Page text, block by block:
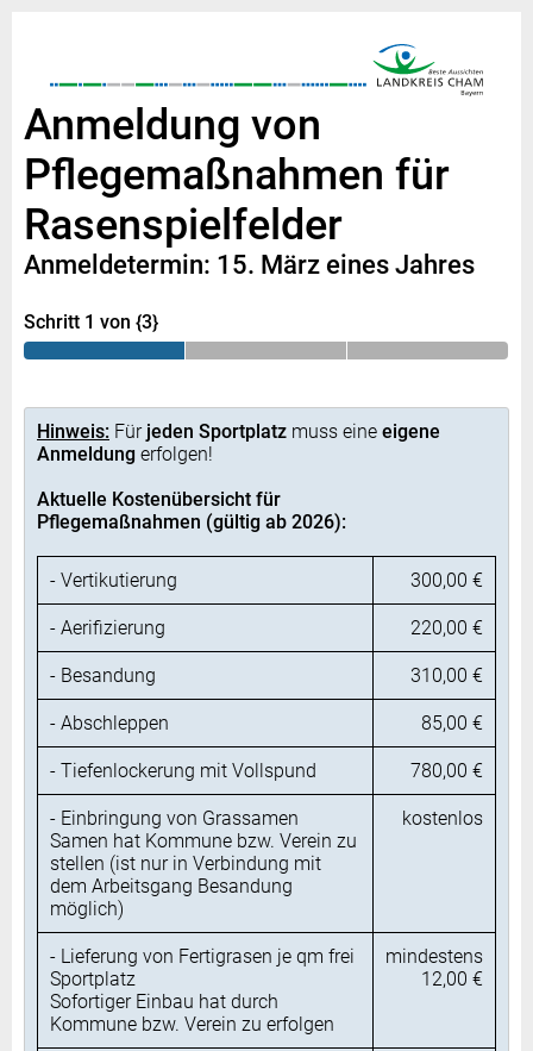
Anmeldung von
Pflegemaßnahmen für
Rasenspielfelder
Anmeldetermin: 15. März eines Jahres
Schritt 1 von {3}
Hinweis: Für jeden Sportplatz muss eine eigene
Anmeldung erfolgen!
Aktuelle Kostenübersicht für
Pflegemaßnahmen (gültig ab 2026):
- Vertikutierung 300,00 €
- Aerifizierung 220,00 €
- Besandung 310,00 €
- Abschleppen 85,00 €
- Tiefenlockerung mit Vollspund 780,00 €
- Einbringung von Grassamen
Samen hat Kommune bzw. Verein zu
stellen (ist nur in Verbindung mit
dem Arbeitsgang Besandung
möglich)
kostenlos
- Lieferung von Fertigrasen je qm frei
Sportplatz
Sofortiger Einbau hat durch
Kommune bzw. Verein zu erfolgen
mindestens
12,00 €